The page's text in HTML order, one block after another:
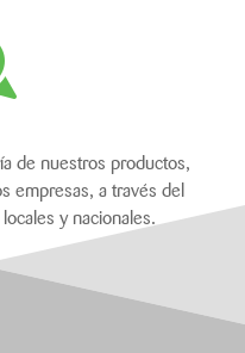
de nuestros productos,
empresas, a través del
y nacionales.